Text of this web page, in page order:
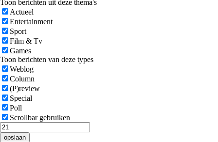
Toon berichten uit deze thema's
Actueel
Entertainment
Sport
Film & Tv
Games
Toon berichten van deze types
Weblog
Column
(P)review
Special
Poll
Scrollbar gebruiken
opslaan